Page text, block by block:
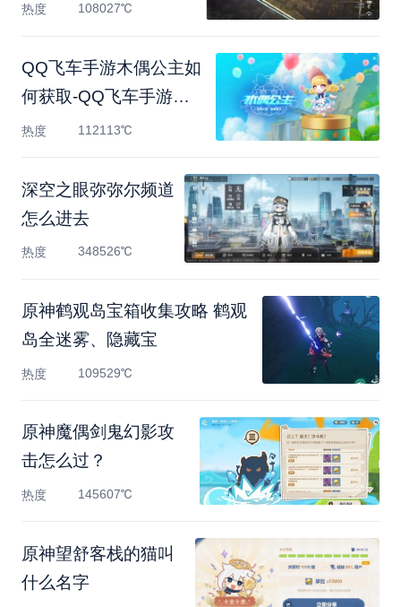
热度 108027℃
QQ飞车手游木偶公主如
何获取-QQ飞车手游木
偶公主
热度 112113℃
深空之眼弥弥尔频道
怎么进去
热度 348526℃
原神鹤观岛宝箱收集攻略 鹤观
岛全迷雾、隐藏宝
热度 109529℃
原神魔偶剑鬼幻影攻
击怎么过？
热度 145607℃
原神望舒客栈的猫叫
什么名字